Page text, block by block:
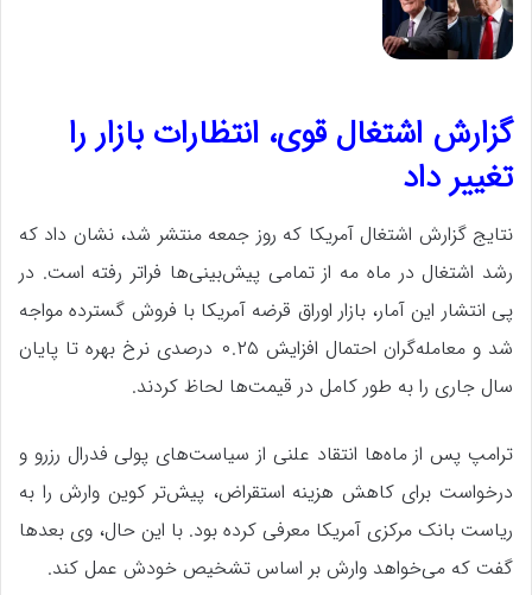
گزارش اشتغال قوی، انتظارات بازار را
تغییر داد
نتایج گزارش اشتغال آمریکا که روز جمعه منتشر شد، نشان داد که
رشد اشتغال در ماه مه از تمامی پیش‌بینی‌ها فراتر رفته است. در
پی انتشار این آمار، بازار اوراق قرضه آمریکا با فروش گسترده مواجه
شد و معامله‌گران احتمال افزایش ۰.۲۵ درصدی نرخ بهره تا پایان
سال جاری را به طور کامل در قیمت‌ها لحاظ کردند.
ترامپ پس از ماه‌ها انتقاد علنی از سیاست‌های پولی فدرال رزرو و
درخواست برای کاهش هزینه استقراض، پیش‌تر کوین وارش را به
ریاست بانک مرکزی آمریکا معرفی کرده بود. با این حال، وی بعدها
گفت که می‌خواهد وارش بر اساس تشخیص خودش عمل کند.